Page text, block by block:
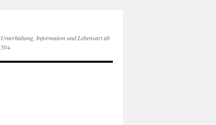
Unterhaltung, Information und Lebensart ab
50+